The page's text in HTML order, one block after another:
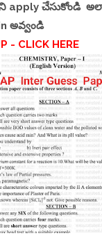
apply చేసుకోండి
అవ్వండి
- CLICK HERE